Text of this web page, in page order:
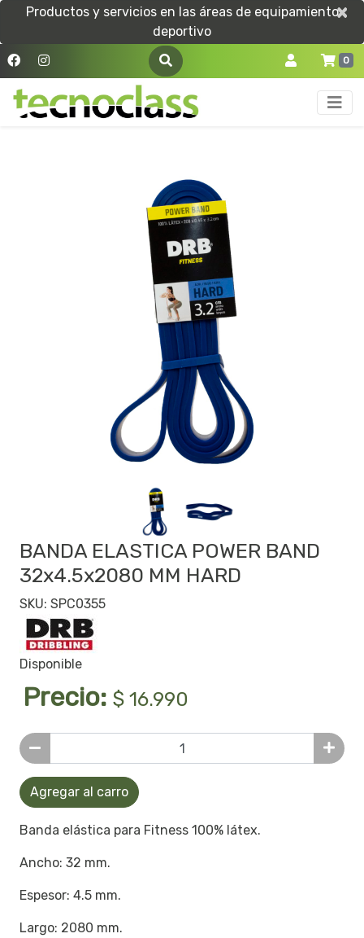
Productos y servicios en las áreas de equipamiento
deportivo
×
×
0
BANDA ELASTICA POWER BAND
32x4.5x2080 MM HARD
SKU: SPC0355
Disponible
Precio: $ 16.990
Agregar al carro
Banda elástica para Fitness 100% látex.
Ancho: 32 mm.
Espesor: 4.5 mm.
Largo: 2080 mm.